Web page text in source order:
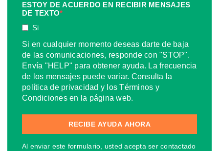
ESTOY DE ACUERDO EN RECIBIR MENSAJES
DE TEXTO*
Si
Si en cualquier momento deseas darte de baja
de las comunicaciones, responde con "STOP".
Envía "HELP" para obtener ayuda. La frecuencia
de los mensajes puede variar. Consulta la
política de privacidad y los Términos y
Condiciones en la página web.
Al enviar este formulario, usted acepta ser contactado